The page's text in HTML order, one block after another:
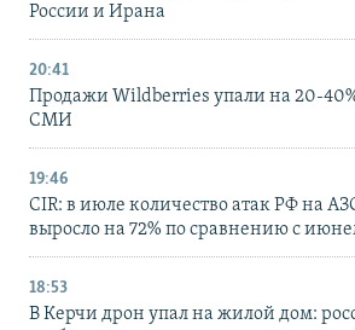
России и Ирана
20:41
Продажи Wildberries упали на 20-
СМИ
19:46
CIR: в июле количество атак РФ на
выросло на 72% по сравнению с
18:53
В Керчи дрон упал на жилой дом: